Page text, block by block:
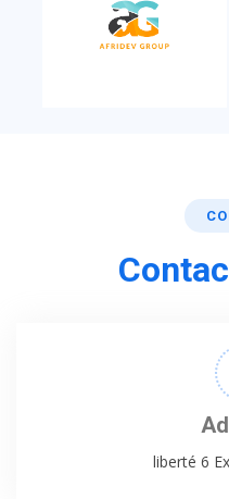
liberté 6